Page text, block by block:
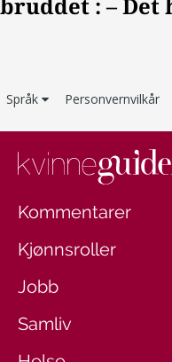
Språk Personvernvilkår
Kommentarer
Kjønnsroller
Jobb
Samliv